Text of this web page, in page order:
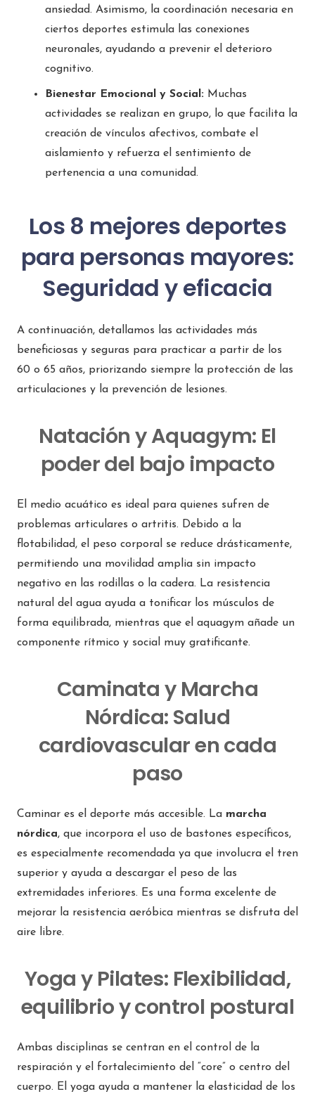
ansiedad. Asimismo, la coordinación necesaria en
ciertos deportes estimula las conexiones
neuronales, ayudando a prevenir el deterioro
cognitivo.
Bienestar Emocional y Social: Muchas
actividades se realizan en grupo, lo que facilita la
creación de vínculos afectivos, combate el
aislamiento y refuerza el sentimiento de
pertenencia a una comunidad.
Los 8 mejores deportes
para personas mayores:
Seguridad y eficacia
A continuación, detallamos las actividades más
beneficiosas y seguras para practicar a partir de los
60 o 65 años, priorizando siempre la protección de las
articulaciones y la prevención de lesiones.
Natación y Aquagym: El
poder del bajo impacto
El medio acuático es ideal para quienes sufren de
problemas articulares o artritis. Debido a la
flotabilidad, el peso corporal se reduce drásticamente,
permitiendo una movilidad amplia sin impacto
negativo en las rodillas o la cadera. La resistencia
natural del agua ayuda a tonificar los músculos de
forma equilibrada, mientras que el aquagym añade un
componente rítmico y social muy gratificante.
Caminata y Marcha
Nórdica: Salud
cardiovascular en cada
paso
Caminar es el deporte más accesible. La marcha
nórdica, que incorpora el uso de bastones específicos,
es especialmente recomendada ya que involucra el tren
superior y ayuda a descargar el peso de las
extremidades inferiores. Es una forma excelente de
mejorar la resistencia aeróbica mientras se disfruta del
aire libre.
Yoga y Pilates: Flexibilidad,
equilibrio y control postural
Ambas disciplinas se centran en el control de la
respiración y el fortalecimiento del “core” o centro del
cuerpo. El yoga ayuda a mantener la elasticidad de los